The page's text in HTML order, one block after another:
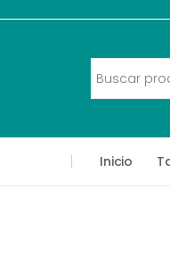
Inicio